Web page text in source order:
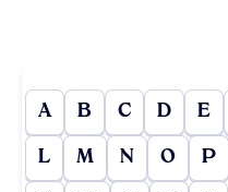
A B C D E
L M N O P